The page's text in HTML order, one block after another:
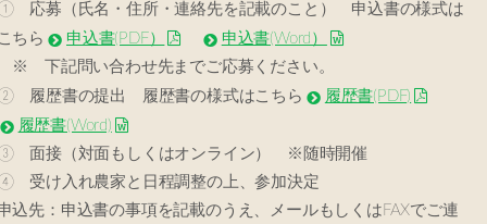
応募（氏名・住所・連絡先を記載のこと） 申込書の様式は
ちら
申込書(PDF）
申込書(Word）
下記問い合わせ先までご応募ください。
履歴書の提出 履歴書の様式はこちら
履歴書(PDF)
履歴書(Word)
面接（対面もしくはオンライン） ※随時開催
受け入れ農家と日程調整の上、参加決定
込先：申込書の事項を記載のうえ、メールもしくはFAXでご連